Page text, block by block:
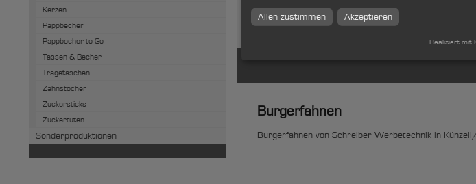
Kerzen
Pappbecher
Pappbecher to Go
Tassen & Becher
Tragetaschen
Zahnstocher
Zuckersticks
Zuckertüten
Sonderproduktionen
zum Artikel
Burgerfahnen
Burgerfahnen von Schreiber Werbetechnik in
Allen zustimmen Akzeptieren
Realisiert mit